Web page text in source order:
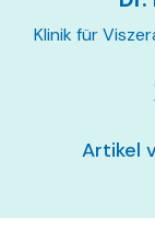
Klinik für
Artikel